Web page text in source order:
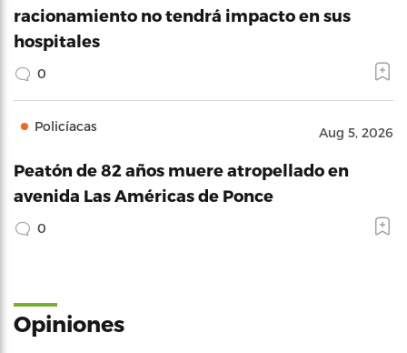
racionamiento no tendrá impacto en sus
hospitales
0
Policíacas Aug 5, 2026
Peatón de 82 años muere atropellado en
avenida Las Américas de Ponce
0
Opiniones